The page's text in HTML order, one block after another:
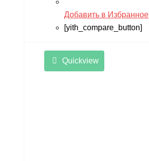
Добавить в Избранное
[yith_compare_button]
Quickview